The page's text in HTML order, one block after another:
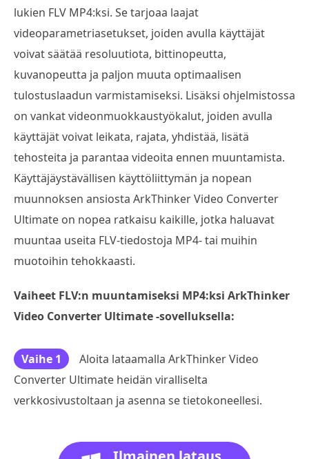
lukien FLV MP4:ksi. Se tarjoaa laajat
videoparametriasetukset, joiden avulla käyttäjät
voivat säätää resoluutiota, bittinopeutta,
kuvanopeutta ja paljon muuta optimaalisen
tulostuslaadun varmistamiseksi. Lisäksi ohjelmistossa
on vankat videonmuokkaustyökalut, joiden avulla
käyttäjät voivat leikata, rajata, yhdistää, lisätä
tehosteita ja parantaa videoita ennen muuntamista.
Käyttäjäystävällisen käyttöliittymän ja nopean
muunnoksen ansiosta ArkThinker Video Converter
Ultimate on nopea ratkaisu kaikille, jotka haluavat
muuntaa useita FLV-tiedostoja MP4- tai muihin
muotoihin tehokkaasti.
Vaiheet FLV:n muuntamiseksi MP4:ksi ArkThinker
Video Converter Ultimate -sovelluksella:
Vaihe 1
Aloita lataamalla ArkThinker Video
Converter Ultimate heidän viralliselta
verkkosivustoltaan ja asenna se tietokoneellesi.